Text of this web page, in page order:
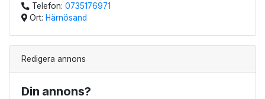
Telefon: 0735176971
Ort: Härnösand
Redigera annons
Din annons?